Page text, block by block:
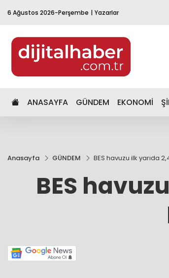
6 Ağustos 2026-Perşembe Yazarlar
ANASAYFA GÜNDEM EKONOMİ
Anasayfa GÜNDEM BES havuzu ilk yarıda
BES